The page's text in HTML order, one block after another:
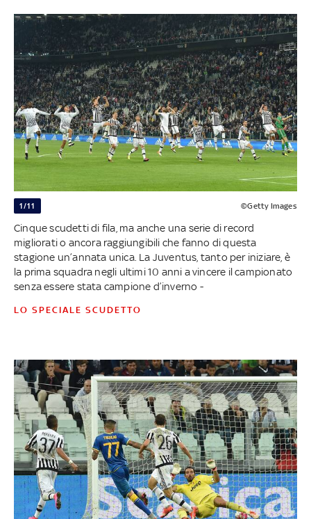
1/11 ©Getty Images
Cinque scudetti di fila, ma anche una serie di record
migliorati o ancora raggiungibili che fanno di questa
stagione un’annata unica. La Juventus, tanto per iniziare, è
la prima squadra negli ultimi 10 anni a vincere il campionato
senza essere stata campione d’inverno -
LO SPECIALE SCUDETTO